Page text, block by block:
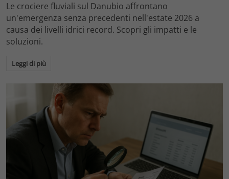
Le crociere fluviali sul Danubio affrontano
un'emergenza senza precedenti nell'estate 2026 a
causa dei livelli idrici record. Scopri gli impatti e le
soluzioni.
Leggi di più